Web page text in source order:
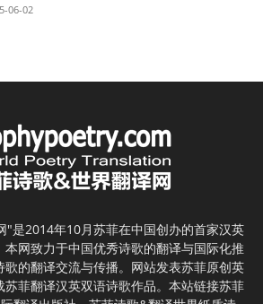
06-02
"是2014年10月苏菲在中国创办的首家汉英
网致力于中国优秀诗歌的翻译与国际化推
歌的翻译交流与传播。网站发表苏菲原创英
菲翻译汉英双语诗歌作品。本站链接苏菲